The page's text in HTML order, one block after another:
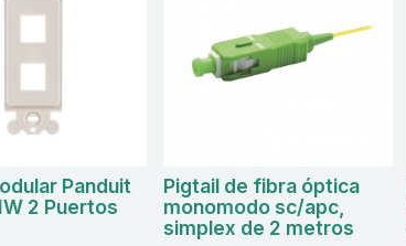
Panduit
2 Puertos
Pigtail de fibra óptica
monomodo sc/apc,
simplex de 2 metros